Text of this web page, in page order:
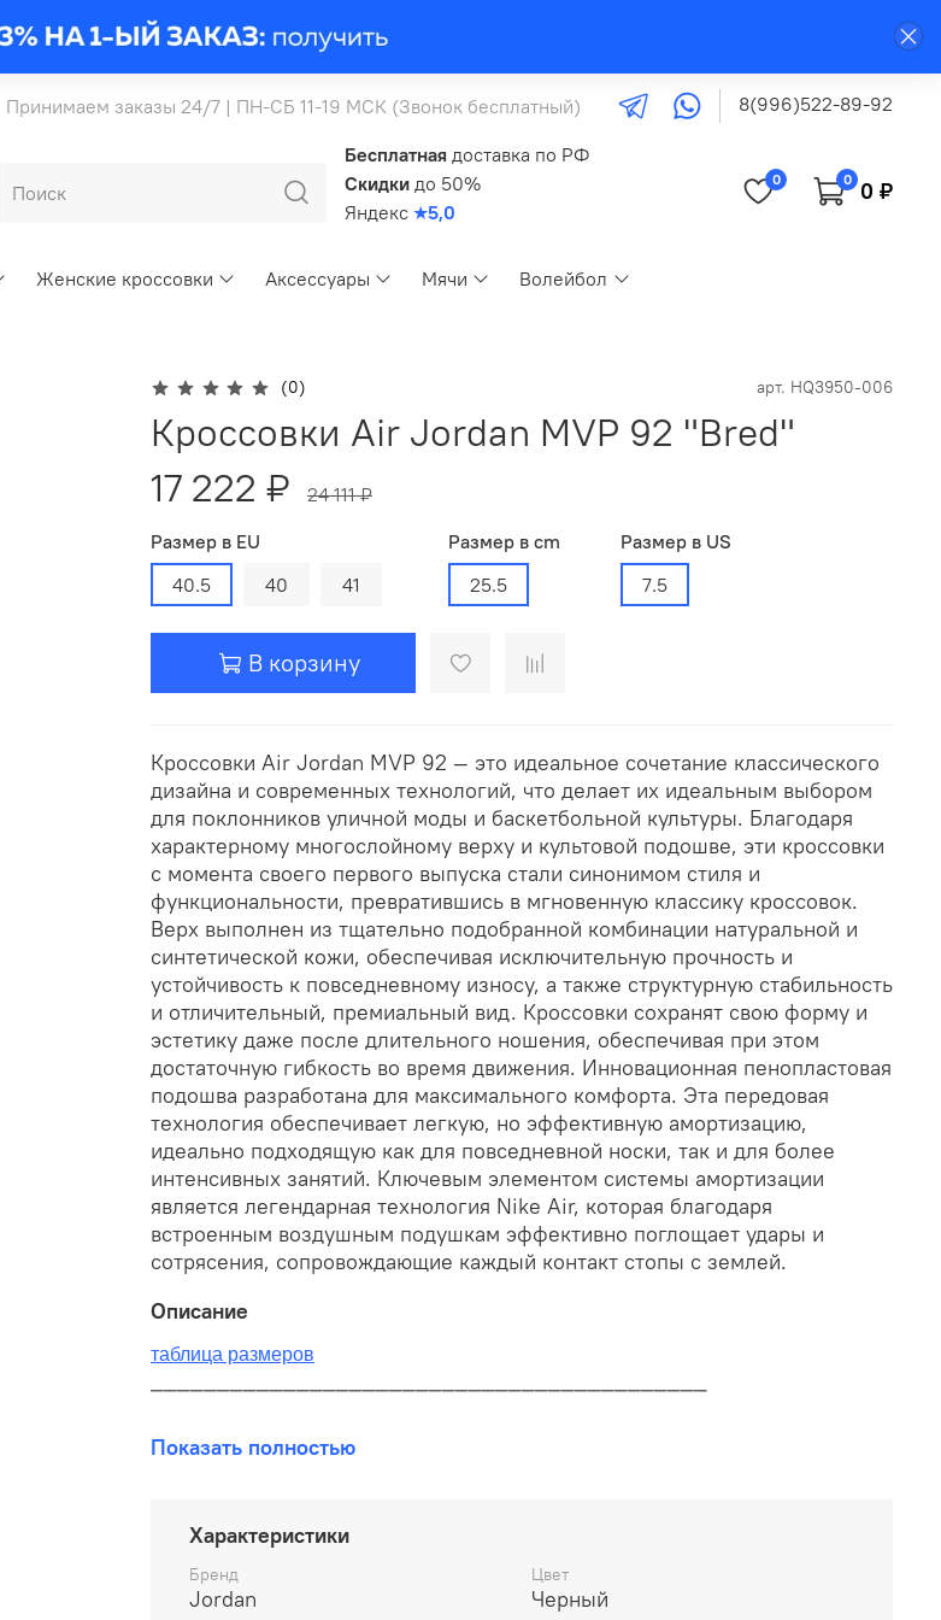
Принимаем заказы 24/7 | ПН-СБ 11-19 МСК (Звонок бесплатный) 8(996)522-89-92
Бесплатная доставка по РФ
Скидки до 50%
Яндекс ★5,0
0 0 0 ₽
Женские кроссовки Аксессуары Мячи
Волейбол
(0) арт. HQ3950-006
Кроссовки Air Jordan MVP 92 "Bred"
17 222 ₽
24 111 ₽
Размер в EU
40.5
40 41
Размер в cm
25.5
Размер в US
7.5
В корзину
Кроссовки Air Jordan MVP 92 — это идеальное сочетание классического
дизайна и современных технологий, что делает их идеальным выбором
для поклонников уличной моды и баскетбольной культуры. Благодаря
характерному многослойному верху и культовой подошве, эти кроссовки
с момента своего первого выпуска стали синонимом стиля и
функциональности, превратившись в мгновенную классику кроссовок.
Верх выполнен из тщательно подобранной комбинации натуральной и
синтетической кожи, обеспечивая исключительную прочность и
устойчивость к повседневному износу, а также структурную стабильность
и отличительный, премиальный вид. Кроссовки сохранят свою форму и
эстетику даже после длительного ношения, обеспечивая при этом
достаточную гибкость во время движения. Инновационная пенопластовая
подошва разработана для максимального комфорта. Эта передовая
технология обеспечивает легкую, но эффективную амортизацию,
идеально подходящую как для повседневной носки, так и для более
интенсивных занятий. Ключевым элементом системы амортизации
является легендарная технология Nike Air, которая благодаря
встроенным воздушным подушкам эффективно поглощает удары и
сотрясения, сопровождающие каждый контакт стопы с землей.
Описание
таблица размеров
__________________________________________
Бесплатная доставка:
Показать полностью
Характеристики
Бренд
Jordan
Цвет
Черный